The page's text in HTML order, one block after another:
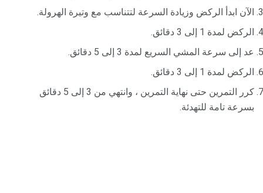
الآن ابدأ الركض وزيادة السرعة لتتناسب مع وتيرة الهرولة.
الركض لمدة 1 إلى 3 دقائق.
عد إلى سرعة المشي السريع لمدة 3 إلى 5 دقائق.
الركض لمدة 1 إلى 3 دقائق.
كرر التمرين حتى نهاية التمرين ، وانتهي من 3 إلى 5 دقائق
بسرعة تامة للتهدئة.